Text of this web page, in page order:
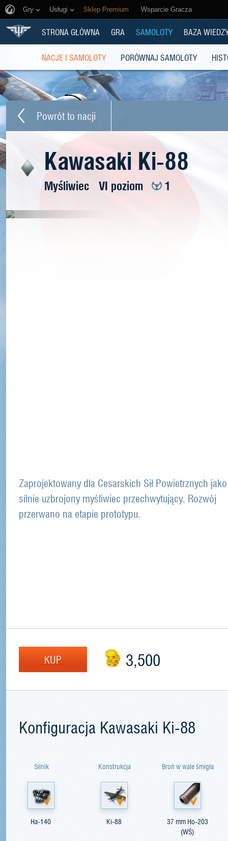
Gry Usługi Sklep Premium Wsparcie Gracza
STRONA GŁÓWNA GRA SAMOLOTY BAZA
NACJE I SAMOLOTY PORÓWNAJ SAMOLOTY
Powrót to nacji
Kawasaki Ki-88
Myśliwiec VI poziom 1
Zaprojektowany dla Cesarskich Sił Powietrznych jako
silnie uzbrojony myśliwiec przechwytujący. Rozwój
przerwano na etapie prototypu.
KUP 3,500
Konfiguracja Kawasaki Ki-88
Silnik
Ha-140
Konstrukcja
Ki-88
Broń w wale śmigła
37 mm Ho-203
(WŚ)